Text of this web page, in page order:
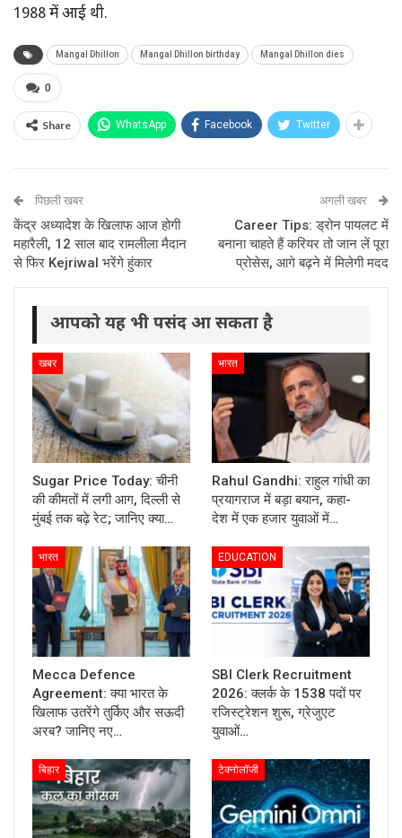
1988 में आई थी.
Mangal Dhillon Mangal Dhillon birthday Mangal Dhillon dies
0
Share WhatsApp Facebook Twitter
पिछली खबर
केंद्र अध्यादेश के खिलाफ आज होगी
महारैली, 12 साल बाद रामलीला मैदान
से फिर Kejriwal भरेंगे हुंकार
अगली खबर
Career Tips: ड्रोन पायलट में
बनाना चाहते हैं करियर तो जान लें पूरा
प्रोसेस, आगे बढ़ने में मिलेगी मदद
आपको यह भी पसंद आ सकता है
खबर
Sugar Price Today: चीनी
की कीमतों में लगी आग, दिल्ली से
मुंबई तक बढ़े रेट; जानिए क्या…
भारत
Rahul Gandhi: राहुल गांधी का
प्रयागराज में बड़ा बयान, कहा-
देश में एक हजार युवाओं में…
भारत
Mecca Defence
Agreement: क्या भारत के
खिलाफ उतरेंगे तुर्किए और सऊदी
अरब? जानिए नए…
EDUCATION
SBI Clerk Recruitment
2026: क्लर्क के 1538 पदों पर
रजिस्ट्रेशन शुरू, ग्रेजुएट
युवाओं…
बिहार टेक्नोलॉजी